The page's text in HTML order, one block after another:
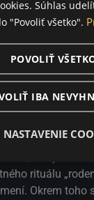
do
„Stádo“. Toto
v
osade
prezývajú
alebo
so Sarah,
deň, keď je
rituálu
Okrem toho
Súhlas
"Povoliť všetko".
POVOLIŤ
IBA
NASTAVENIE